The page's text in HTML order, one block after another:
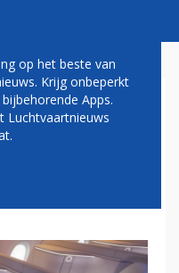
OM IN
TE
op het beste van
Krijg onbeperkt
Apps.
Luchtvaartnieuws